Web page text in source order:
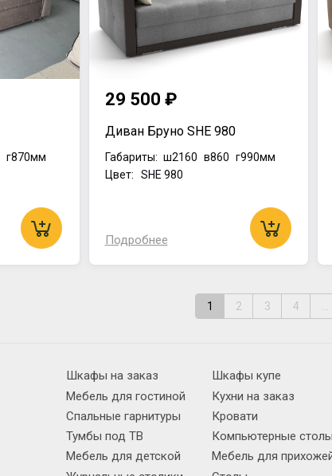
г870мм
29 500 ₽
Диван Бруно SHE 980
Габариты: ш2160 в860 г990мм
Цвет: SHE 980
Подробнее
1 2 3 4
Шкафы на заказ Шкафы купе
Мебель для гостиной
Кухни на заказ
Спальные гарнитуры
Кровати
Тумбы под ТВ
Компьютерные столы
Мебель для детской
Мебель для